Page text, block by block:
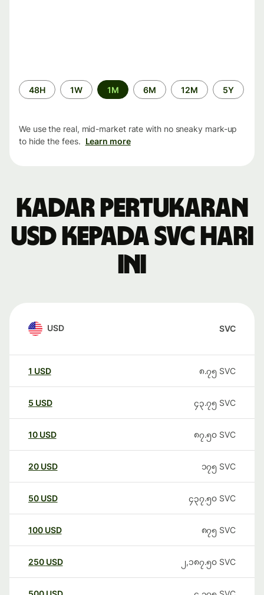
Time
period
48H 1W 1M 6M 12M 5Y
We use the real, mid-market rate with no sneaky mark-up
to hide the fees. Learn more
Kadar pertukaran
USD kepada SVC hari
ini
USD SVC
1 USD ၈.၇၅ SVC
5 USD ၄၃.၇၅ SVC
10 USD ၈၇.၅၀ SVC
20 USD ၁၇၅ SVC
50 USD ၄၃၇.၅၀ SVC
100 USD ၈၇၅ SVC
250 USD ၂,၁၈၇.၅၀ SVC